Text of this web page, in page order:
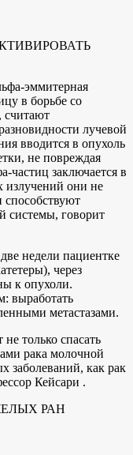
эммитерная
в борьбе со
считают
лучевой
вводится в опухоль
не повреждая
частиц заключается в
излучений они не
способствуют
системы, говорит
недели пациентке
через
к опухоли.
выработать
метастазами.
только спасать
рака молочной
заболеваний, как рак
Кейсари .
РАН